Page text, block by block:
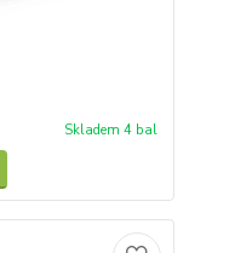
Skladem 4 bal